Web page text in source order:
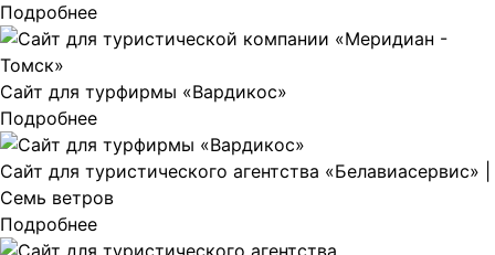
Подробнее
Сайт для турфирмы «Вардикос»
Подробнее
Сайт для туристического агентства «Белавиасервис» |
Семь ветров
Подробнее